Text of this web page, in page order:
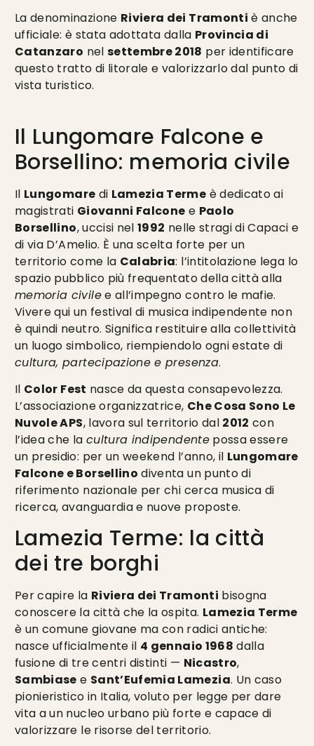
La denominazione Riviera dei Tramonti è anche
ufficiale: è stata adottata dalla Provincia di
Catanzaro nel settembre 2018 per identificare
questo tratto di litorale e valorizzarlo dal punto di
vista turistico.
Il Lungomare Falcone e
Borsellino: memoria civile
Il Lungomare di Lamezia Terme è dedicato ai
magistrati Giovanni Falcone e Paolo
Borsellino, uccisi nel1992 nelle stragi di Capaci e
di via D’Amelio. È una scelta forte per un
territorio come la Calabria: l’intitolazione lega lo
spazio pubblico più frequentato della città alla
memoria civilee all’impegno contro le mafie.
Vivere qui un festival di musica indipendente non
è quindi neutro. Significa restituire alla collettività
un luogo simbolico, riempiendolo ogni estate di
cultura, partecipazione e presenza.
Il Color Fest nasce da questa consapevolezza.
L’associazione organizzatrice, Che Cosa Sono Le
Nuvole APS, lavora sul territorio dal 2012 con
l’idea che la cultura indipendentepossa essere
un presidio: per un weekend l’anno, il Lungomare
Falcone e Borsellino diventa un punto di
riferimento nazionale per chi cerca musica di
ricerca, avanguardia e nuove proposte.
Lamezia Terme: la città
dei tre borghi
Per capire la Riviera dei Tramonti bisogna
conoscere la città che la ospita. Lamezia Terme
è un comune giovane ma con radici antiche:
nasce ufficialmente il 4 gennaio 1968 dalla
fusione di tre centri distinti — Nicastro,
Sambiase e Sant’Eufemia Lamezia. Un caso
pionieristico in Italia, voluto per legge per dare
vita a un nucleo urbano più forte e capace di
valorizzare le risorse del territorio.